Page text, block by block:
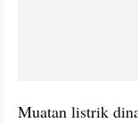
Muatan listrik